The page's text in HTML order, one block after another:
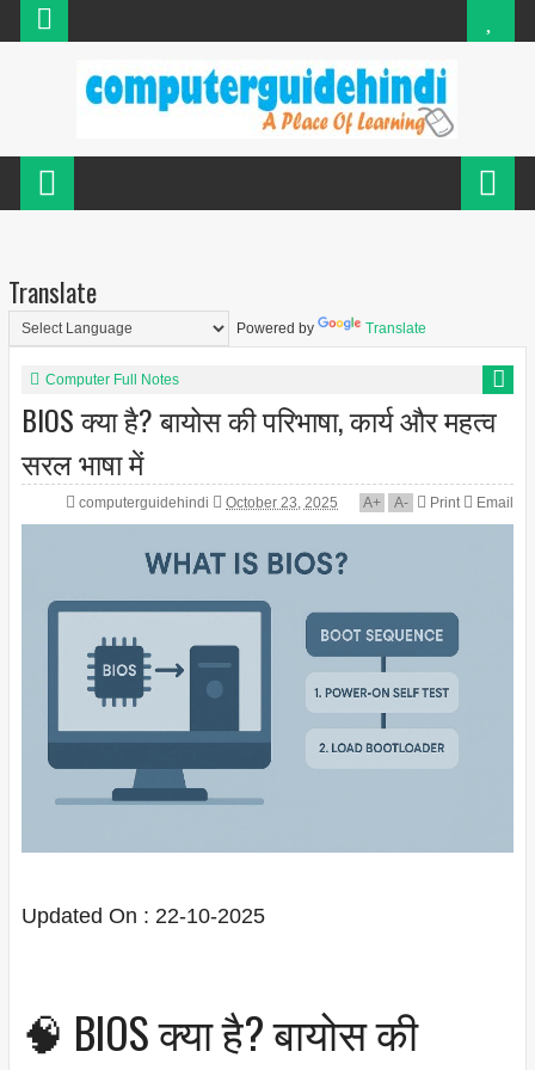
Translate
Powered by Translate
Computer Full Notes
BIOS क्या है? बायोस की परिभाषा, कार्य और महत्व
सरल भाषा में
computerguidehindi October 23, 2025 A+ A- Print Email
Updated On : 22-10-2025
🧠 BIOS क्या है? बायोस की